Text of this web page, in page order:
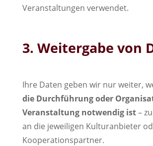
Veranstaltungen verwendet.
3. Weitergabe von
Ihre Daten geben wir nur weiter,
die Durchführung oder
Veranstaltung notwendig ist–
an die jeweiligen Kulturanbieter
Kooperationspartner.